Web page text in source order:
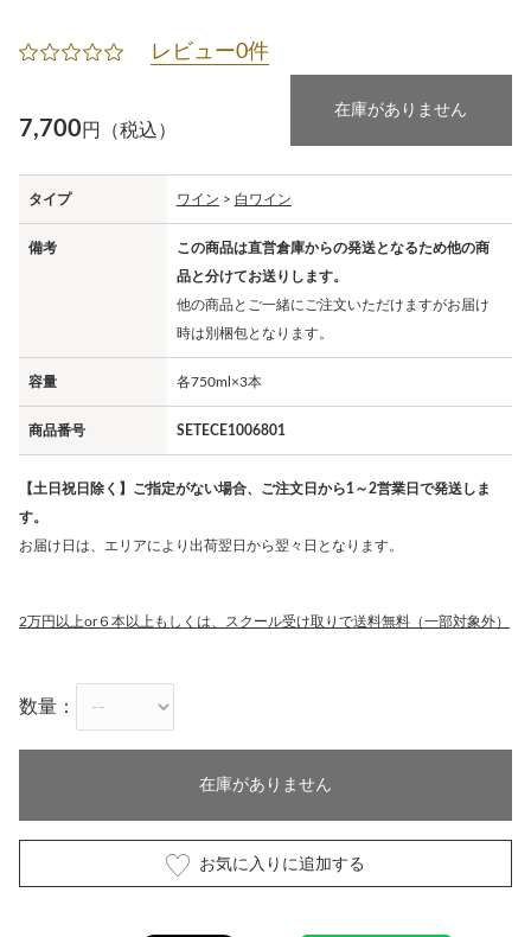
レビュー0件
7,700円（税込）
在庫がありません
タイプ ワイン > 白ワイン
備考
この商品は直営倉庫からの発送となるため他の商
品と分けてお送りします。
他の商品とご一緒にご注文いただけますがお届け
時は別梱包となります。
容量 各750ml×3本
商品番号 SETECE1006801
【土日祝日除く】ご指定がない場合、ご注文日から1～2営業日で発送しま
す。
お届け日は、エリアにより出荷翌日から翌々日となります。
2万円以上or６本以上もしくは、スクール受け取りで送料無料（一部対象外）
数量：
在庫がありません
お気に入りに追加する